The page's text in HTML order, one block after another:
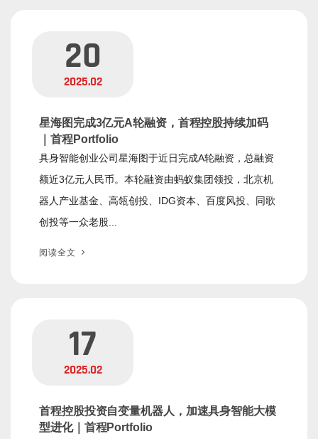
20
2025.02
星海图完成3亿元A轮融资，首程控股持续加码
｜首程Portfolio
具身智能创业公司星海图于近日完成A轮融资，总融资
额近3亿元人民币。本轮融资由蚂蚁集团领投，北京机
器人产业基金、高瓴创投、IDG资本、百度风投、同歌
创投等一众老股...
阅读全文
17
2025.02
首程控股投资自变量机器人，加速具身智能大模
型进化｜首程Portfolio